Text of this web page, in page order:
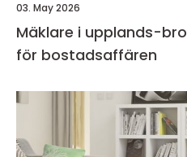
03. May 2026
Mäklare i upplands-bro så hittar du rätt stöd
för bostadsaffären